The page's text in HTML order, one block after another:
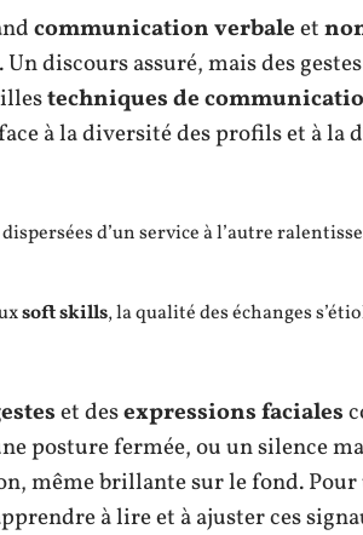
communication verbaleet
discours assuré, mais des
techniques de
à la diversité des profils et à
d’un service à l’autre
soft skills, la qualité des échanges
et desexpressions faciales
posture fermée, ou un silence
même brillante sur le fond. Pour
à lire et à ajuster ces